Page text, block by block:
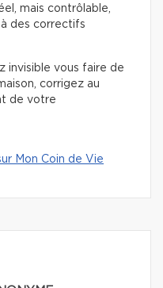
mais contrôlable,
des correctifs
invisible vous faire de
corrigez au
de votre
Mon Coin de Vie